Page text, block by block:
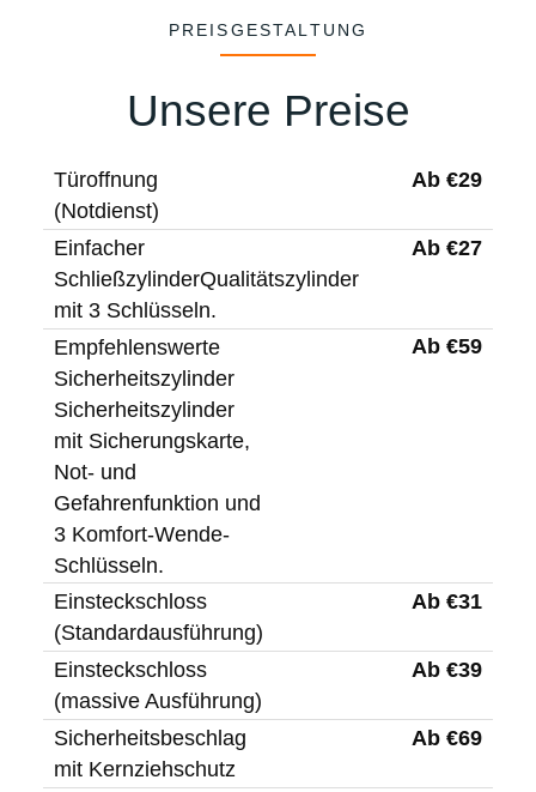
PREISGESTALTUNG
Unsere Preise
Türoffnung
(Notdienst)
Ab €29
Einfacher
SchließzylinderQualitätszylinder
mit 3 Schlüsseln.
Ab €27
Empfehlenswerte
Sicherheitszylinder
Sicherheitszylinder
mit Sicherungskarte,
Not- und
Gefahrenfunktion und
3 Komfort-Wende-
Schlüsseln.
Ab €59
Einsteckschloss
(Standardausführung)
Ab €31
Einsteckschloss
(massive Ausführung)
Ab €39
Sicherheitsbeschlag
mit Kernziehschutz
Ab €69